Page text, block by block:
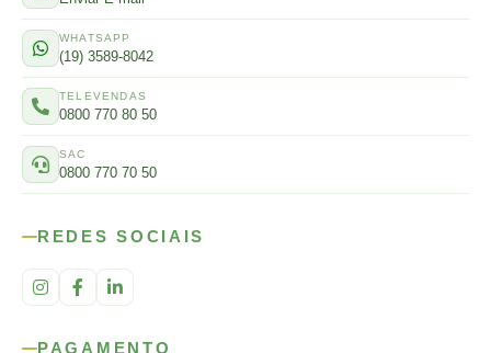
WHATSAPP
(19) 3589-8042
TELEVENDAS
0800 770 80 50
SAC
0800 770 70 50
REDES SOCIAIS
PAGAMENTO